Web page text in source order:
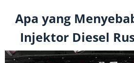
Apa yang
Injektor Diesel